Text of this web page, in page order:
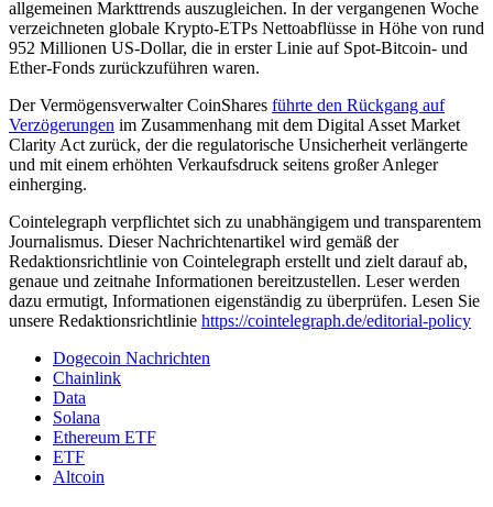
allgemeinen Markttrends auszugleichen. In der vergangenen Woche
verzeichneten globale Krypto-ETPs Nettoabflüsse in Höhe von rund
952 Millionen US-Dollar, die in erster Linie auf Spot-Bitcoin- und
Ether-Fonds zurückzuführen waren.
Der Vermögensverwalter CoinShares führte den Rückgang auf
Verzögerungen im Zusammenhang mit dem Digital Asset Market
Clarity Act zurück, der die regulatorische Unsicherheit verlängerte
und mit einem erhöhten Verkaufsdruck seitens großer Anleger
einherging.
Cointelegraph verpflichtet sich zu unabhängigem und transparentem
Journalismus. Dieser Nachrichtenartikel wird gemäß der
Redaktionsrichtlinie von Cointelegraph erstellt und zielt darauf ab,
genaue und zeitnahe Informationen bereitzustellen. Leser werden
dazu ermutigt, Informationen eigenständig zu überprüfen. Lesen Sie
unsere Redaktionsrichtlinie https://cointelegraph.de/editorial-policy
Dogecoin Nachrichten
Chainlink
Data
Solana
Ethereum ETF
ETF
Altcoin